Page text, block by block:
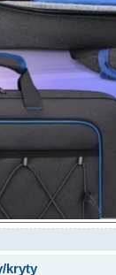
kryty